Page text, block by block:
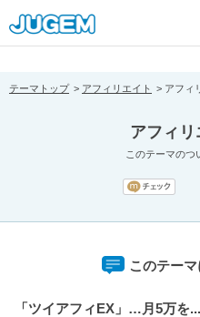
[pear_error:
prefix="" info=""]
テーマトップ アフィリエイト アフィ
アフィ
このテーマのつ
このテー
「ツイアフィEX」…月5万を...